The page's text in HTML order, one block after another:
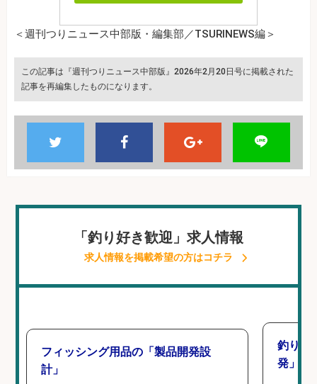
＜週刊つりニュース中部版・編集部／TSURINEWS編＞
この記事は『週刊つりニュース中部版』2026年2月20日号に掲載された
記事を再編集したものになります。
「釣り好き歓迎」求人情報
求人情報を掲載希望の方はコチラ
フィッシング用品の「製品開発設
計」
釣り好
発」/